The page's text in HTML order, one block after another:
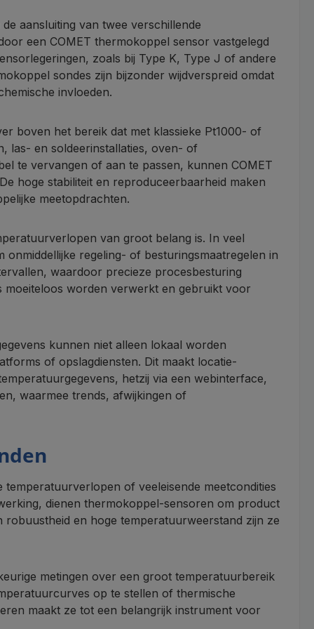
aansluiting van twee verschillende
een COMET thermokoppel sensor vastgelegd
zoals bij Type K, Type J of andere
sondes zijn bijzonder wijdverspreid omdat
invloeden.
boven het bereik dat met klassieke Pt1000- of
las- en soldeerinstallaties, oven- of
te vervangen of aan te passen, kunnen COMET
hoge stabiliteit en reproduceerbaarheid maken
meetopdrachten.
van groot belang is. In veel
regeling- of besturingsmaatregelen in
waardoor precieze procesbesturing
moeiteloos worden verwerkt en gebruikt voor
kunnen niet alleen lokaal worden
of opslagdiensten. Dit maakt locatie-
hetzij via een webinterface,
waarmee trends, afwijkingen of
of veeleisende meetcondities
dienen thermokoppel-sensoren om product
en hoge temperatuurweerstand zijn ze
metingen over een groot temperatuurbereik
op te stellen of thermische
maakt ze tot een belangrijk instrument voor